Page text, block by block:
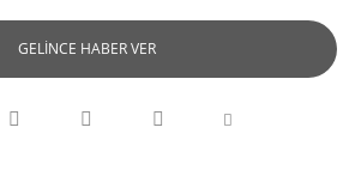
GELİNCE HABER VER